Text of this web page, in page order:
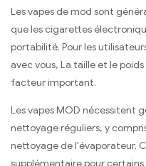
Les vapes de mod sont
que les cigarettes
portabilité. Pour les
avec vous, La taille et le
facteur important.
Les vapes MOD nécessitent
nettoyage réguliers, y
nettoyage de l'évaporateur.
supplémentaire pour